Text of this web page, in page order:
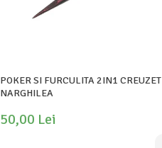
POKER SI FURCULITA 2IN1 CREUZET
NARGHILEA
50,00 Lei